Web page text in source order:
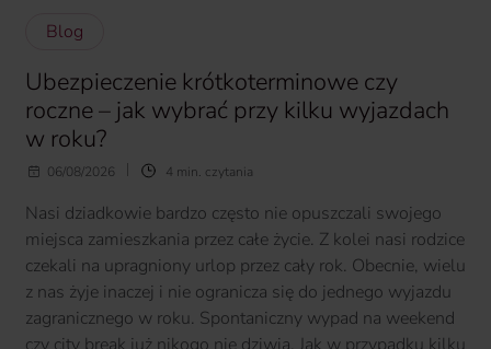
Blog
Ubezpieczenie krótkoterminowe czy
roczne – jak wybrać przy kilku wyjazdach
w roku?
06/08/2026 4 min. czytania
Nasi dziadkowie bardzo często nie opuszczali swojego
miejsca zamieszkania przez całe życie. Z kolei nasi rodzice
czekali na upragniony urlop przez cały rok. Obecnie, wielu
z nas żyje inaczej i nie ogranicza się do jednego wyjazdu
zagranicznego w roku. Spontaniczny wypad na weekend